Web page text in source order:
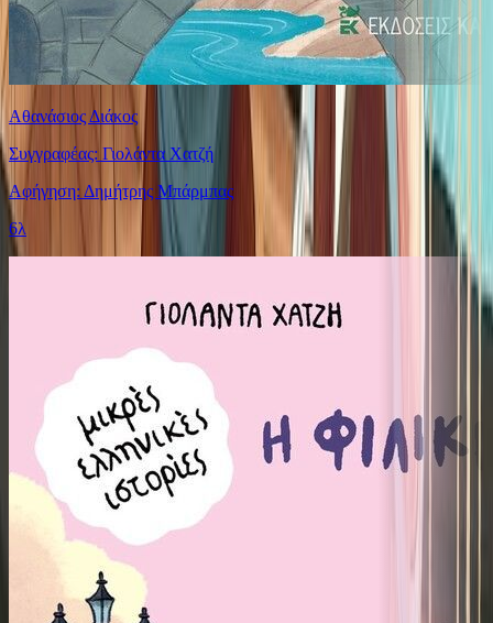
Αθανάσιος Διάκος
Συγγραφέας: Γιολάντα Χατζή
Αφήγηση: Δημήτρης Μπάρμπας
6λ